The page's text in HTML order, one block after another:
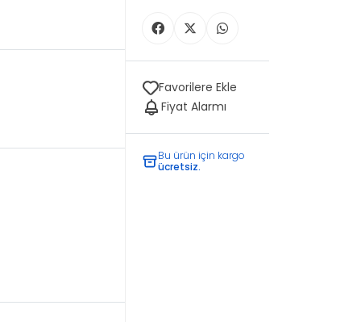
Favorilere Ekle
Fiyat Alarmı
Bu ürün için kargo
ücretsiz.